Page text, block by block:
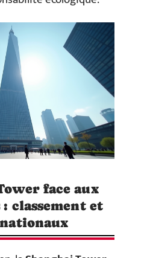
face aux
classement et